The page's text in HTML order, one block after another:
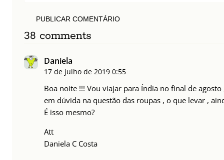
PUBLICAR COMENTÁRIO
38 comments
Daniela
17 de julho de 2019 0:55
Boa noite !!! Vou viajar para Índia no final de
em dúvida na questão das roupas , o que levar ,
É isso mesmo?
Att
Daniela C Costa